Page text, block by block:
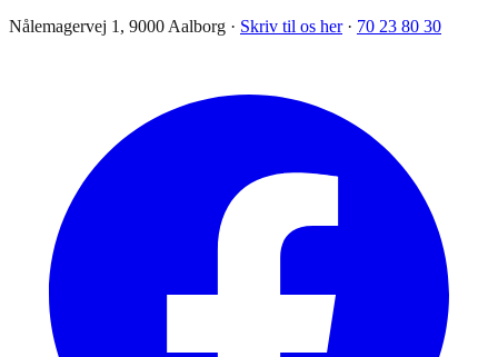
Nålemagervej 1, 9000 Aalborg · Skriv til os her · 70 23 80 30